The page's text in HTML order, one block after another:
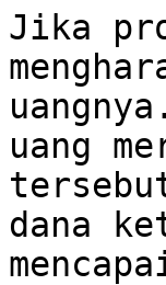
Jika
uang
dana